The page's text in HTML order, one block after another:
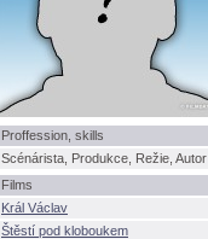
Proffession, skills
Scénárista, Produkce, Režie, Autor
Films
Král Václav
těstí pod kloboukem